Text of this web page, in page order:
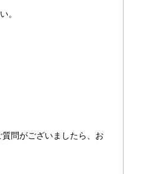
。
問がございましたら、お